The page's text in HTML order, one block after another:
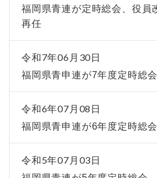
福岡県青連が定時総会、役員
再任
令和7年06月30日
福岡県青申連が7年度定時総
令和6年07月08日
福岡県青申連が6年度定時総会
令和5年07月03日